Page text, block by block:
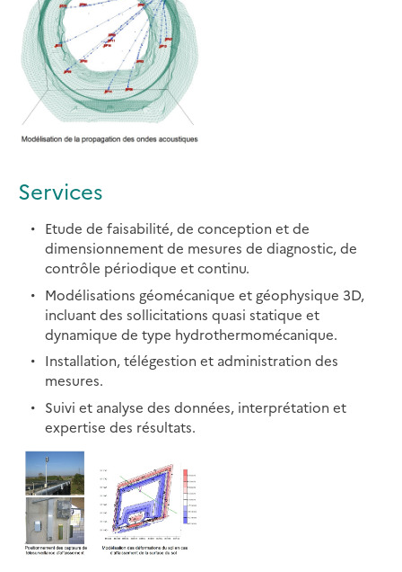
Services
Etude de faisabilité, de conception et de
dimensionnement de mesures de diagnostic, de
contrôle périodique et continu.
Modélisations géomécanique et géophysique 3D,
incluant des sollicitations quasi statique et
dynamique de type hydrothermomécanique.
Installation, télégestion et administration des
mesures.
Suivi et analyse des données, interprétation et
expertise des résultats.